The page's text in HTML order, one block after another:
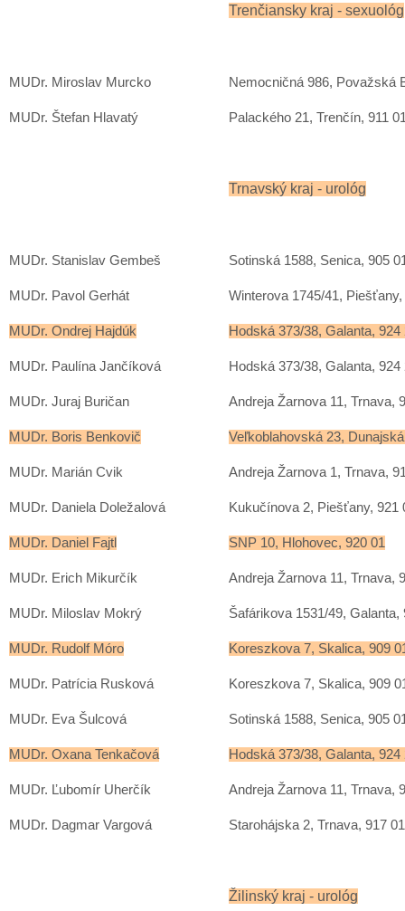
Trenčiansky kraj - sexuológ
MUDr. Miroslav Murcko Nemocničná 986, Považská
MUDr. Štefan Hlavatý Palackého 21, Trenčín, 911
Trnavský kraj - urológ
MUDr. Stanislav Gembeš Sotinská 1588, Senica, 905
MUDr. Pavol Gerhát Winterova 1745/41, Piešťany,
MUDr. Ondrej Hajdúk Hodská 373/38, Galanta, 924
MUDr. Paulína Jančíková Hodská 373/38, Galanta, 924
MUDr. Juraj Buričan Andreja Žarnova 11, Trnava,
MUDr. Boris Benkovič Veľkoblahovská 23,
MUDr. Marián Cvik Andreja Žarnova 1, Trnava,
MUDr. Daniela Doležalová Kukučínova 2, Piešťany, 921
MUDr. Daniel Fajtl SNP 10, Hlohovec, 920 01
MUDr. Erich Mikurčík Andreja Žarnova 11, Trnava,
MUDr. Miloslav Mokrý Šafárikova 1531/49, Galanta,
MUDr. Rudolf Móro Koreszkova 7, Skalica, 909
MUDr. Patrícia Rusková Koreszkova 7, Skalica, 909
MUDr. Eva Šulcová Sotinská 1588, Senica, 905
MUDr. Oxana Tenkačová Hodská 373/38, Galanta, 924
MUDr. Ľubomír Uherčík Andreja Žarnova 11, Trnava,
MUDr. Dagmar Vargová Starohájska 2, Trnava, 917 01
Žilinský kraj - urológ